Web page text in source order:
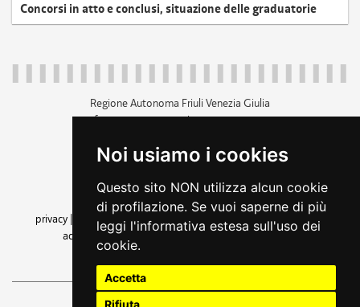
Noi usiamo i cookies
Questo sito NON utilizza alcun cookie
di profilazione. Se vuoi saperne di più
leggi l'informativa estesa sull'uso dei
cookie.
Accetta
Rifiuta
Concorsi in atto e conclusi, situazione delle graduatorie
Regione Autonoma Friuli Venezia Giulia
c.f. 80014930327; p.iva 00526040324
+39 040 3771111
amministrazione trasparente
privacy
cookie |note legali accessibilità
dichiarazione di
accessibilità| feedback
cambio preferenze cookie